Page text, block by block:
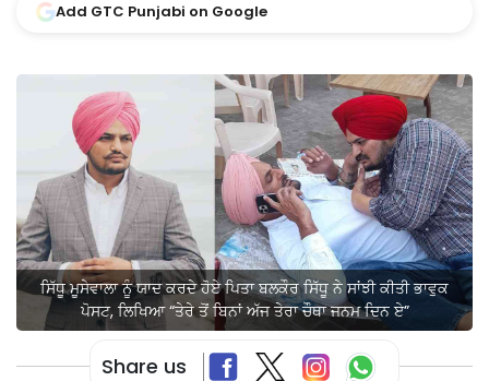
Add GTC Punjabi on Google
ਸਿੱਧੂ ਮੂਸੇਵਾਲਾ ਨੂੰ ਯਾਦ ਕਰਦੇ ਹੋਏ ਪਿਤਾ ਬਲਕੌਰ ਸਿੱਧੂ ਨੇ ਸਾਂਝੀ ਕੀਤੀ ਭਾਵੁਕ
ਪੋਸਟ, ਲਿਖਿਆ “ਤੇਰੇ ਤੋਂ ਬਿਨਾਂ ਅੱਜ ਤੇਰਾ ਚੌਥਾ ਜਨਮ ਦਿਨ ਏ”
Share us